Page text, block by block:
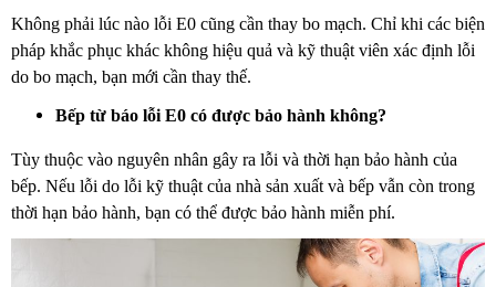
Không phải lúc nào lỗi E0 cũng cần thay bo mạch. Chỉ khi các biện
pháp khắc phục khác không hiệu quả và kỹ thuật viên xác định lỗi
do bo mạch, bạn mới cần thay thế.
Bếp từ báo lỗi E0 có được bảo hành không?
Tùy thuộc vào nguyên nhân gây ra lỗi và thời hạn bảo hành của
bếp. Nếu lỗi do lỗi kỹ thuật của nhà sản xuất và bếp vẫn còn trong
thời hạn bảo hành, bạn có thể được bảo hành miễn phí.